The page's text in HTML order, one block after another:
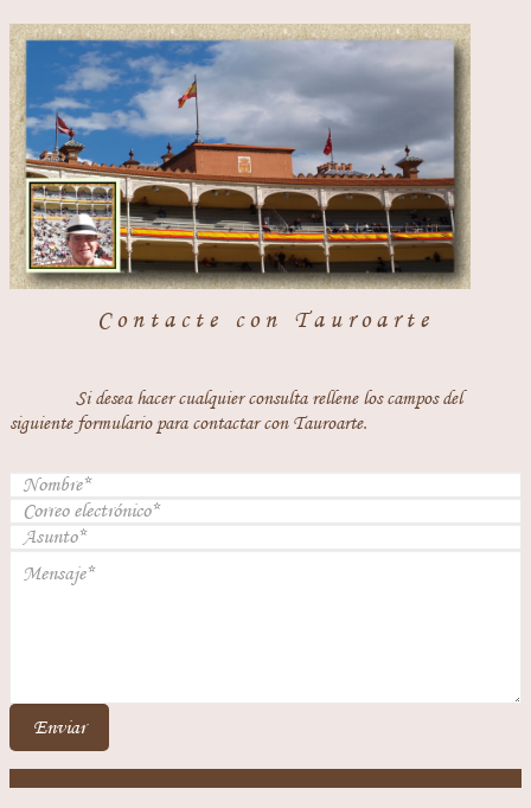
Contacte con Tauroarte
Si desea hacer cualquier consulta rellene los campos del
siguiente formulario para contactar con Tauroarte.
Enviar